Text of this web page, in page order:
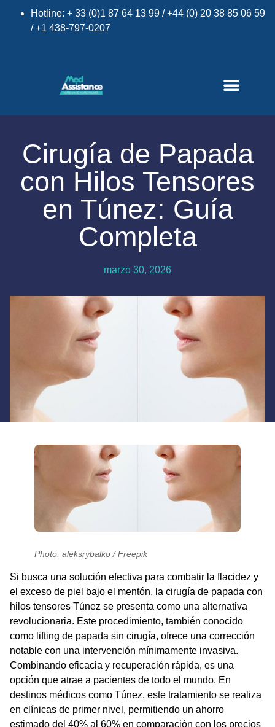
Hotline: + 33 (0)1 87 64 13 99 / +44 (0) 20 38 85 06 59
/ +1 438-797-0207
Cirugía de Papada
con Hilos Tensores
en Túnez: Guía
Completa
marzo 30, 2026
Photo: aleksrybalko / Freepik
Si busca una solución efectiva para combatir la flacidez y
el exceso de piel bajo el mentón, la cirugía de papada con
hilos tensores Túnez se presenta como una alternativa
revolucionaria. Este procedimiento, también conocido
como lifting de papada sin cirugía, ofrece una corrección
notable con una intervención mínimamente invasiva.
Combinando eficacia y recuperación rápida, es una
opción que atrae a pacientes de todo el mundo. En
destinos médicos como Túnez, este tratamiento se realiza
en clínicas de primer nivel, permitiendo un ahorro
estimado del 40% al 60% en comparación con los precios
×